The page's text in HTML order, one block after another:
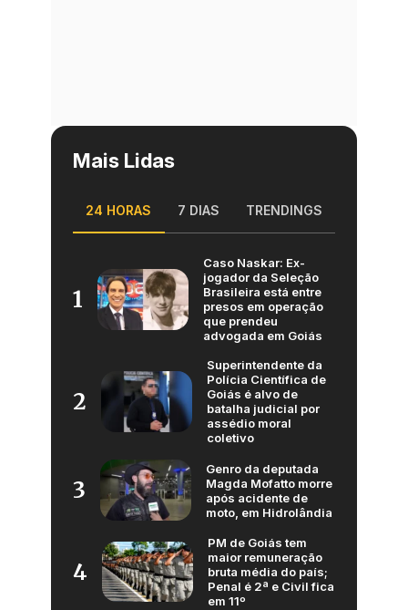
Mais Lidas
24 HORAS 7 DIAS TRENDINGS
1
Caso Naskar: Ex-
jogador da Seleção
Brasileira está entre
presos em operação
que prendeu
advogada em Goiás
2
Superintendente da
Polícia Científica de
Goiás é alvo de
batalha judicial por
assédio moral
coletivo
3
Genro da deputada
Magda Mofatto morre
após acidente de
moto, em Hidrolândia
4
PM de Goiás tem
maior remuneração
bruta média do país;
Penal é 2ª e Civil fica
em 11º